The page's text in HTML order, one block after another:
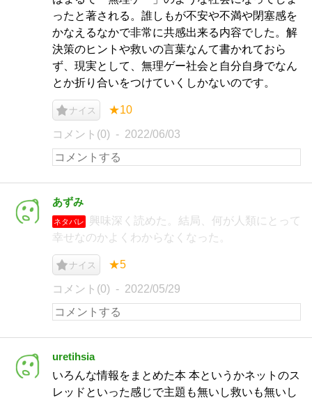
ったと著される。誰しもが不安や不満や閉塞感を
かなえるなかで非常に共感出来る内容でした。解
決策のヒントや救いの言葉なんて書かれておら
ず、現実として、無理ゲー社会と自分自身でなん
とか折り合いをつけていくしかないのです。
ナイス ★10
コメント(0) 2022/06/03
あずみ
ネタバレ
興味深く読めた。結局、何が人類にとって
幸せなのかよくわからなくなった。
ナイス ★5
コメント(0) 2022/05/29
uretihsia
いろんな情報をまとめた本 本というかネットのス
レッドといった感じで主題も無いし救いも無いし